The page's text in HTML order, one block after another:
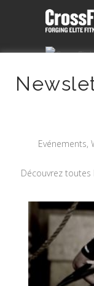
Site
Evénements,
Découvrez toutes